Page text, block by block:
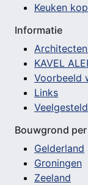
Keuken
Informatie
KAVEL
Voorbeeld
Links
Bouwgrond
Gelderland
Groningen
Zeeland